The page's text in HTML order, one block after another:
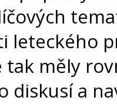
leteckého
tak měly
diskusí a